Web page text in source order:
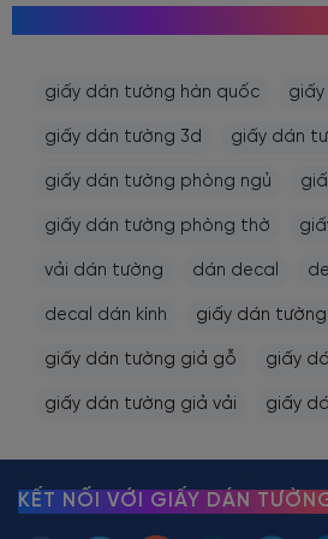
giấy dán tường hàn quốc
giấy dán tường 3d giấy dán
giấy dán tường phòng ngủ
giấy dán tường phòng thờ
vải dán tường dán decal
decal dán kính giấy dán
giấy dán tường giả gỗ giấy
giấy dán tường giả vải giấy
KẾT NỐI VỚI GIẤY DÁN